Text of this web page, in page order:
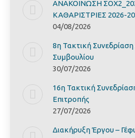
ΑΝΑΚΟΙΝΩΣΗ
ΚΑΘΑΡΙΣΤΡΙΕΣ 2026-
04/08/2026
8η Τακτική
Συμβουλίου
30/07/2026
16η Τακτική
Επιτροπής
27/07/2026
Διακήρυξη Έργoυ –